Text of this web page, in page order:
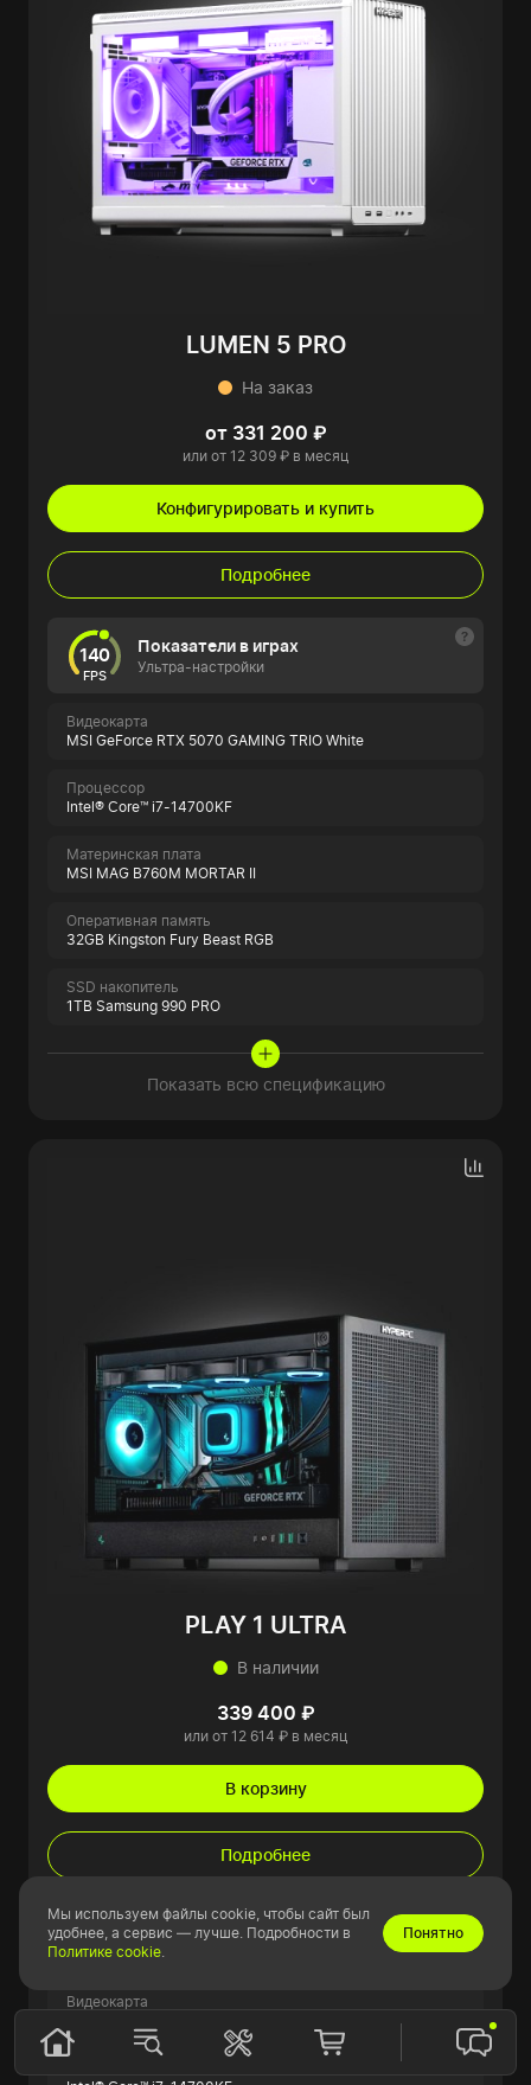
LUMEN 5 PRO
На заказ
от 331 200 ₽
или от 12 309 ₽ в месяц
Конфигурировать и купить
Подробнее
140
FPS
Показатели в играх
Ультра-настройки
Видеокарта
MSI GeForce RTX 5070 GAMING TRIO White
Процессор
Intel® Core™ i7-14700KF
Материнская плата
MSI MAG B760M MORTAR II
Оперативная память
32GB Kingston Fury Beast RGB
SSD накопитель
1TB Samsung 990 PRO
Показать всю спецификацию
PLAY 1 ULTRA
В наличии
339 400 ₽
или от 12 614 ₽ в месяц
В корзину
Подробнее
163
FPS
Показатели в играх
Ультра-настройки
Видеокарта
Мы используем файлы cookie, чтобы сайт был
удобнее, а сервис — лучше. Подробности в
Политике cookie.
Понятно